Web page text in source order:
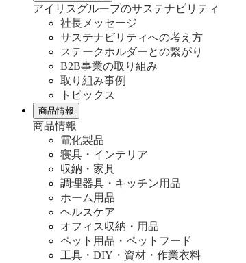
アイリスグループのサステナビリティ
社長メッセージ
サステナビリティへの考え方
ステークホルダーとの繋がり
B2B事業の取り組み
取り組み事例
トピックス
商品情報
商品情報
電化製品
寝具・インテリア
収納・家具
調理器具・キッチン用品
ホーム用品
ヘルスケア
オフィス収納・用品
ペット用品・ペットフード
工具・DIY・資材・作業衣料